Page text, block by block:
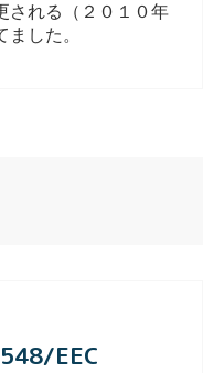
される（２０１０年
した。
EEC